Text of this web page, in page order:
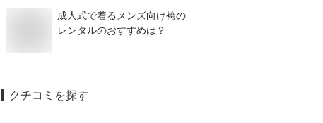
成人式で着るメンズ向け袴の
レンタルのおすすめは？
クチコミを探す